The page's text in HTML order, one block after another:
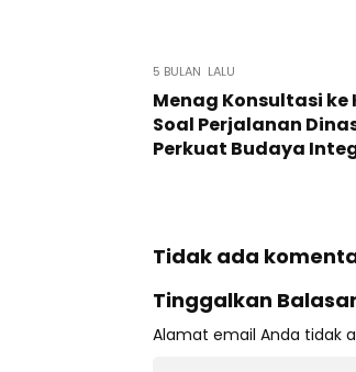
5 BULAN LALU
Menag Konsultasi ke
Soal Perjalanan
Perkuat Budaya
Tidak ada
Tinggalkan
Alamat email Anda tidak